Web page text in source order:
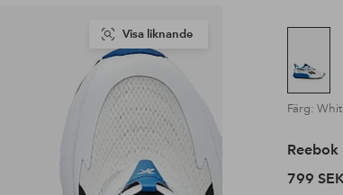
Visa liknande
Färg:
Reebok
799